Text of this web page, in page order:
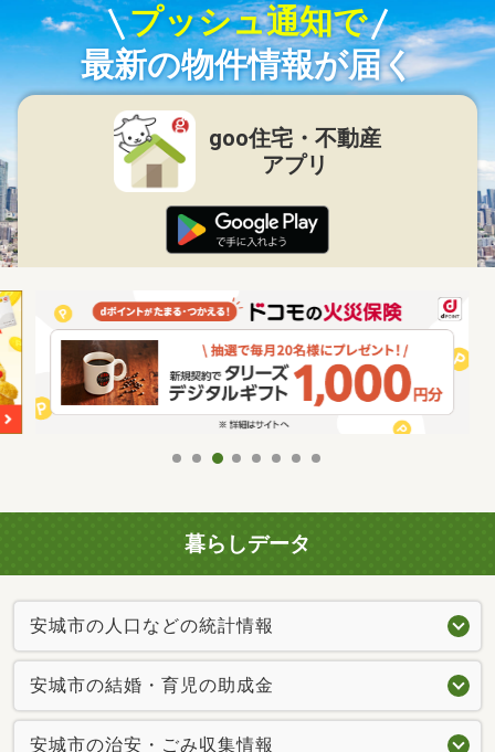
プッシュ通知で
最新の物件情報が届く
goo住宅・不動産
アプリ
暮らしデータ
安城市の人口などの統計情報
安城市の結婚・育児の助成金
安城市の治安・ごみ収集情報